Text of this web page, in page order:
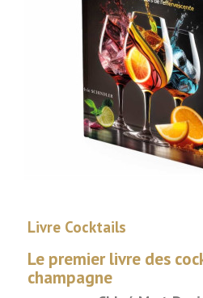
Livre Cocktails
Le premierlivre des
champagne